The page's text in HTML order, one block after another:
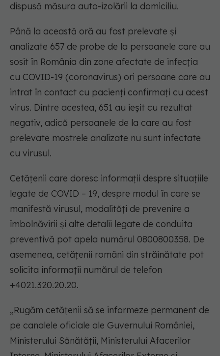
dispusă măsura auto-izolării la domiciliu.
Până la această oră au fost prelevate și
analizate 657 de probe de la persoanele care au
sosit în România din zone afectate de infecția
cu COVID-19 (coronavirus) ori persoane care au
intrat în contact cu pacienți confirmați cu acest
virus. Dintre acestea, 651 au ieșit cu rezultat
negativ, adică persoanele de la care au fost
prelevate mostrele analizate nu sunt infectate
cu virusul.
Cetățenii care doresc informații despre situațiile
legate de COVID – 19, despre modul în care se
manifestă virusul, modalități de prevenire a
îmbolnăvirii și alte detalii legate de conduita
preventivă pot apela numărul 0800800358. De
asemenea, cetățenii români din străinătate pot
solicita informații numărul de telefon
+4021.320.20.20.
„Rugăm cetățenii să se informeze permanent de
pe canalele oficiale ale Guvernului României,
Ministerului Sănătății, Ministerului Afacerilor